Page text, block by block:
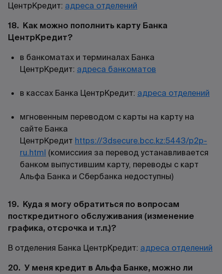
ЦентрКредит: адреса отделений
18. Как можно пополнить карту Банка
ЦентрКредит?
в банкоматах и терминалах Банка
ЦентрКредит: адреса банкоматов
в кассах Банка ЦентрКредит: адреса отделений
мгновенным переводом с карты на карту на
сайте Банка
ЦентрКредит https://3dsecure.bcc.kz:5443/p2p-
ru.html (комиссиия за перевод устанавливается
банком выпустившим карту, переводы с карт
Альфа Банка и Сбербанка недоступны)
19. Куда я могу обратиться по вопросам
посткредитного обслуживания (изменение
графика, отсрочка и т.п.)?
В отделения Банка ЦентрКредит: адреса отделений
20. У меня кредит в Альфа Банке, можно ли